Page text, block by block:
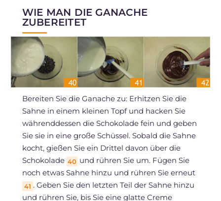
WIE MAN DIE GANACHE
ZUBEREITET
Bereiten Sie die Ganache zu: Erhitzen Sie die
Sahne in einem kleinen Topf und hacken Sie
währenddessen die Schokolade fein und geben
Sie sie in eine große Schüssel. Sobald die Sahne
kocht, gießen Sie ein Drittel davon über die
Schokolade 40 und rühren Sie um. Fügen Sie
noch etwas Sahne hinzu und rühren Sie erneut
41 . Geben Sie den letzten Teil der Sahne hinzu
und rühren Sie, bis Sie eine glatte Creme